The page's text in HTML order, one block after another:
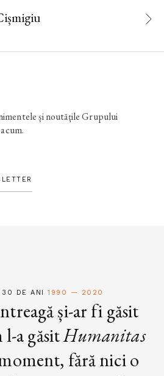
și noutățile Grupului
30 DE ANI1990 — 2020
și-ar fi găsit
a găsitHumanitas
fără nici o